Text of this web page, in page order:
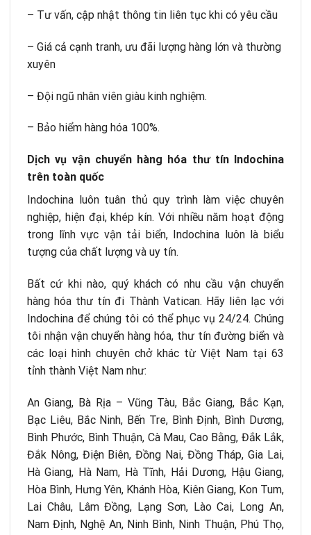
– Tư vấn, cập nhật thông tin liên tục khi có yêu cầu
– Giá cả cạnh tranh, ưu đãi lượng hàng lớn và thường
xuyên
– Đội ngũ nhân viên giàu kinh nghiệm.
– Bảo hiểm hàng hóa 100%.
Dịch vụ vận chuyển hàng hóa thư tín Indochina
trên toàn quốc
Indochina luôn tuân thủ quy trình làm việc chuyên
nghiệp, hiện đại, khép kín. Với nhiều năm hoạt động
trong lĩnh vực vận tải biển, Indochina luôn là biểu
tượng của chất lượng và uy tín.
Bất cứ khi nào, quý khách có nhu cầu vận chuyển
hàng hóa thư tín đi Thành Vatican. Hãy liên lạc với
Indochina để chúng tôi có thể phục vụ 24/24. Chúng
tôi nhận vận chuyển hàng hóa, thư tín đường biển và
các loại hình chuyên chở khác từ Việt Nam tại 63
tỉnh thành Việt Nam như:
An Giang, Bà Rịa – Vũng Tàu, Bắc Giang, Bắc Kạn,
Bạc Liêu, Bắc Ninh, Bến Tre, Bình Định, Bình Dương,
Bình Phước, Bình Thuận, Cà Mau, Cao Bằng, Đắk Lắk,
Đắk Nông, Điện Biên, Đồng Nai, Đồng Tháp, Gia Lai,
Hà Giang, Hà Nam, Hà Tĩnh, Hải Dương, Hậu Giang,
Hòa Bình, Hưng Yên, Khánh Hòa, Kiên Giang, Kon Tum,
Lai Châu, Lâm Đồng, Lạng Sơn, Lào Cai, Long An,
Nam Định, Nghệ An, Ninh Bình, Ninh Thuận, Phú Thọ,